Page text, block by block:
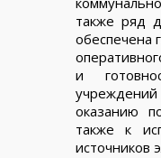
также ряд
обеспечена
и
оказанию
также к
источников